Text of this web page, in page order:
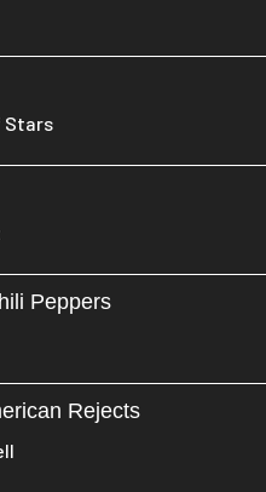
Stars
Peppers
Rejects